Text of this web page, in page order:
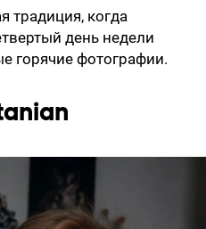
традиция, когда
день недели
горячие фотографии.